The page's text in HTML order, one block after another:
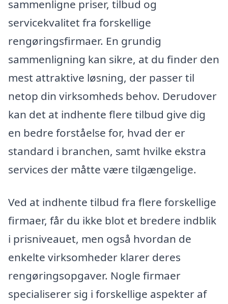
sammenligne priser, tilbud og
servicekvalitet fra forskellige
rengøringsfirmaer. En grundig
sammenligning kan sikre, at du finder den
mest attraktive løsning, der passer til
netop din virksomheds behov. Derudover
kan det at indhente flere tilbud give dig
en bedre forståelse for, hvad der er
standard i branchen, samt hvilke ekstra
services der måtte være tilgængelige.
Ved at indhente tilbud fra flere forskellige
firmaer, får du ikke blot et bredere indblik
i prisniveauet, men også hvordan de
enkelte virksomheder klarer deres
rengøringsopgaver. Nogle firmaer
specialiserer sig i forskellige aspekter af